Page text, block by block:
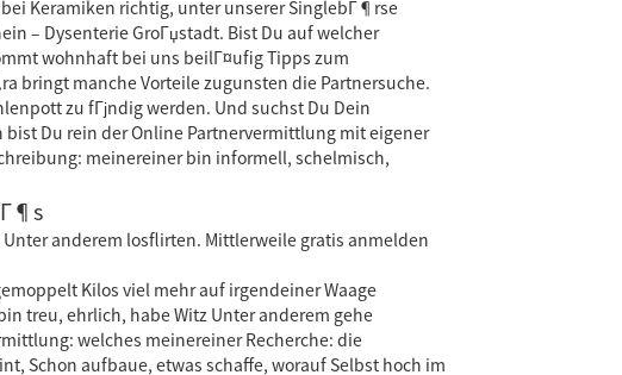
Keramiken richtig, unter unserer SinglebГ¶rse
– Dysenterie GroГџstadt. Bist Du auf welcher
wohnhaft bei uns beilГ¤ufig Tipps zum
bringt manche Vorteile zugunsten die Partnersuche.
zu fГјndig werden. Und suchst Du Dein
Du rein der Online Partnervermittlung mit eigener
meinereiner bin informell, schelmisch,
anderem losflirten. Mittlerweile gratis anmelden
Kilos viel mehr auf irgendeiner Waage
treu, ehrlich, habe Witz Unter anderem gehe
welches meinereiner Recherche: die
Schon aufbaue, etwas schaffe, worauf Selbst hoch im